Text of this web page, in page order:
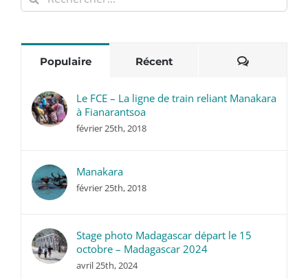
Populaire Récent
Le FCE – La ligne de train reliant Manakara
à Fianarantsoa
février 25th, 2018
Manakara
février 25th, 2018
Stage photo Madagascar départ le 15
octobre – Madagascar 2024
avril 25th, 2024